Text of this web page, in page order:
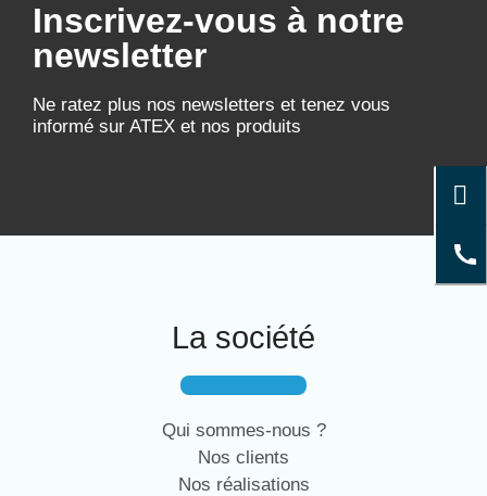
Inscrivez-vous à notre
newsletter
Ne ratez plus nos newsletters et tenez vous
informé sur ATEX et nos produits
La société
Qui sommes-nous ?
Nos clients
Nos réalisations